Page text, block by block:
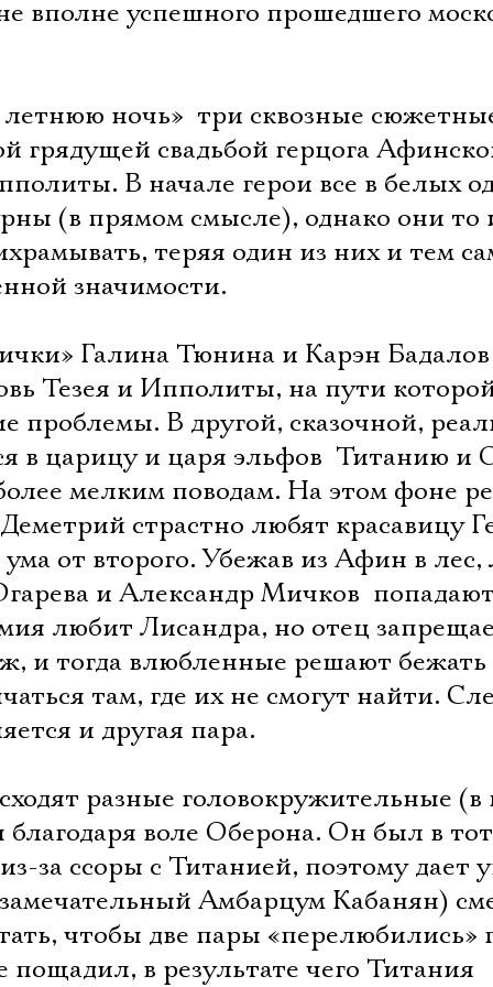
вполне успешного прошедшего
летнюю ночь»  три сквозные
грядущей свадьбой герцога
В начале герои все в белых
(в прямом смысле), однако они то
теряя один из них и тем
значимости.
Галина Тюнина и Карэн
Тезея и Ипполиты, на пути
проблемы. В другой, сказочной,
в царицу и царя эльфов  Титанию и
мелким поводам. На этом фоне
страстно любят красавицу
от второго. Убежав из Афин в
и Александр Мичков 
любит Лисандра, но отец
и тогда влюбленные решают бежать
там, где их не смогут найти.
и другая пара.
разные головокружительные
воле Оберона. Он был в
за ссоры с Титанией, поэтому дает
Амбарцум Кабанян)
чтобы две пары «перелюбились»
в результате чего Титания
Электропочта